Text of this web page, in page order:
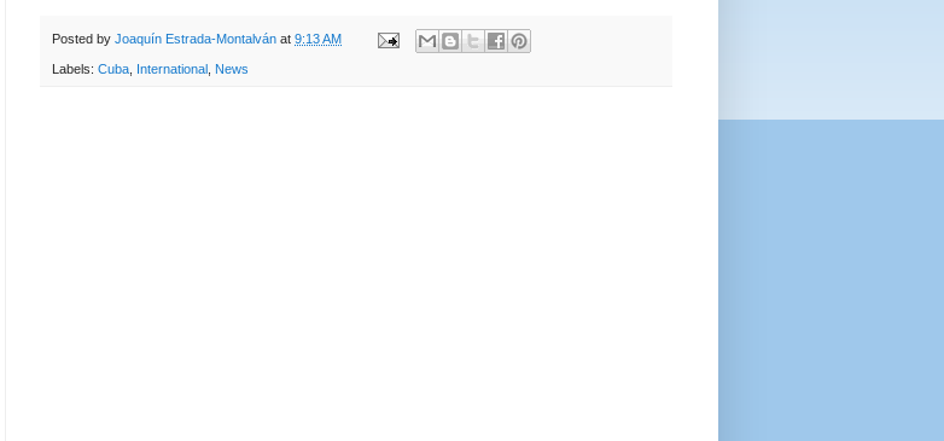
Posted by Joaquín Estrada-Montalván at 9:13 AM
Labels: Cuba International News